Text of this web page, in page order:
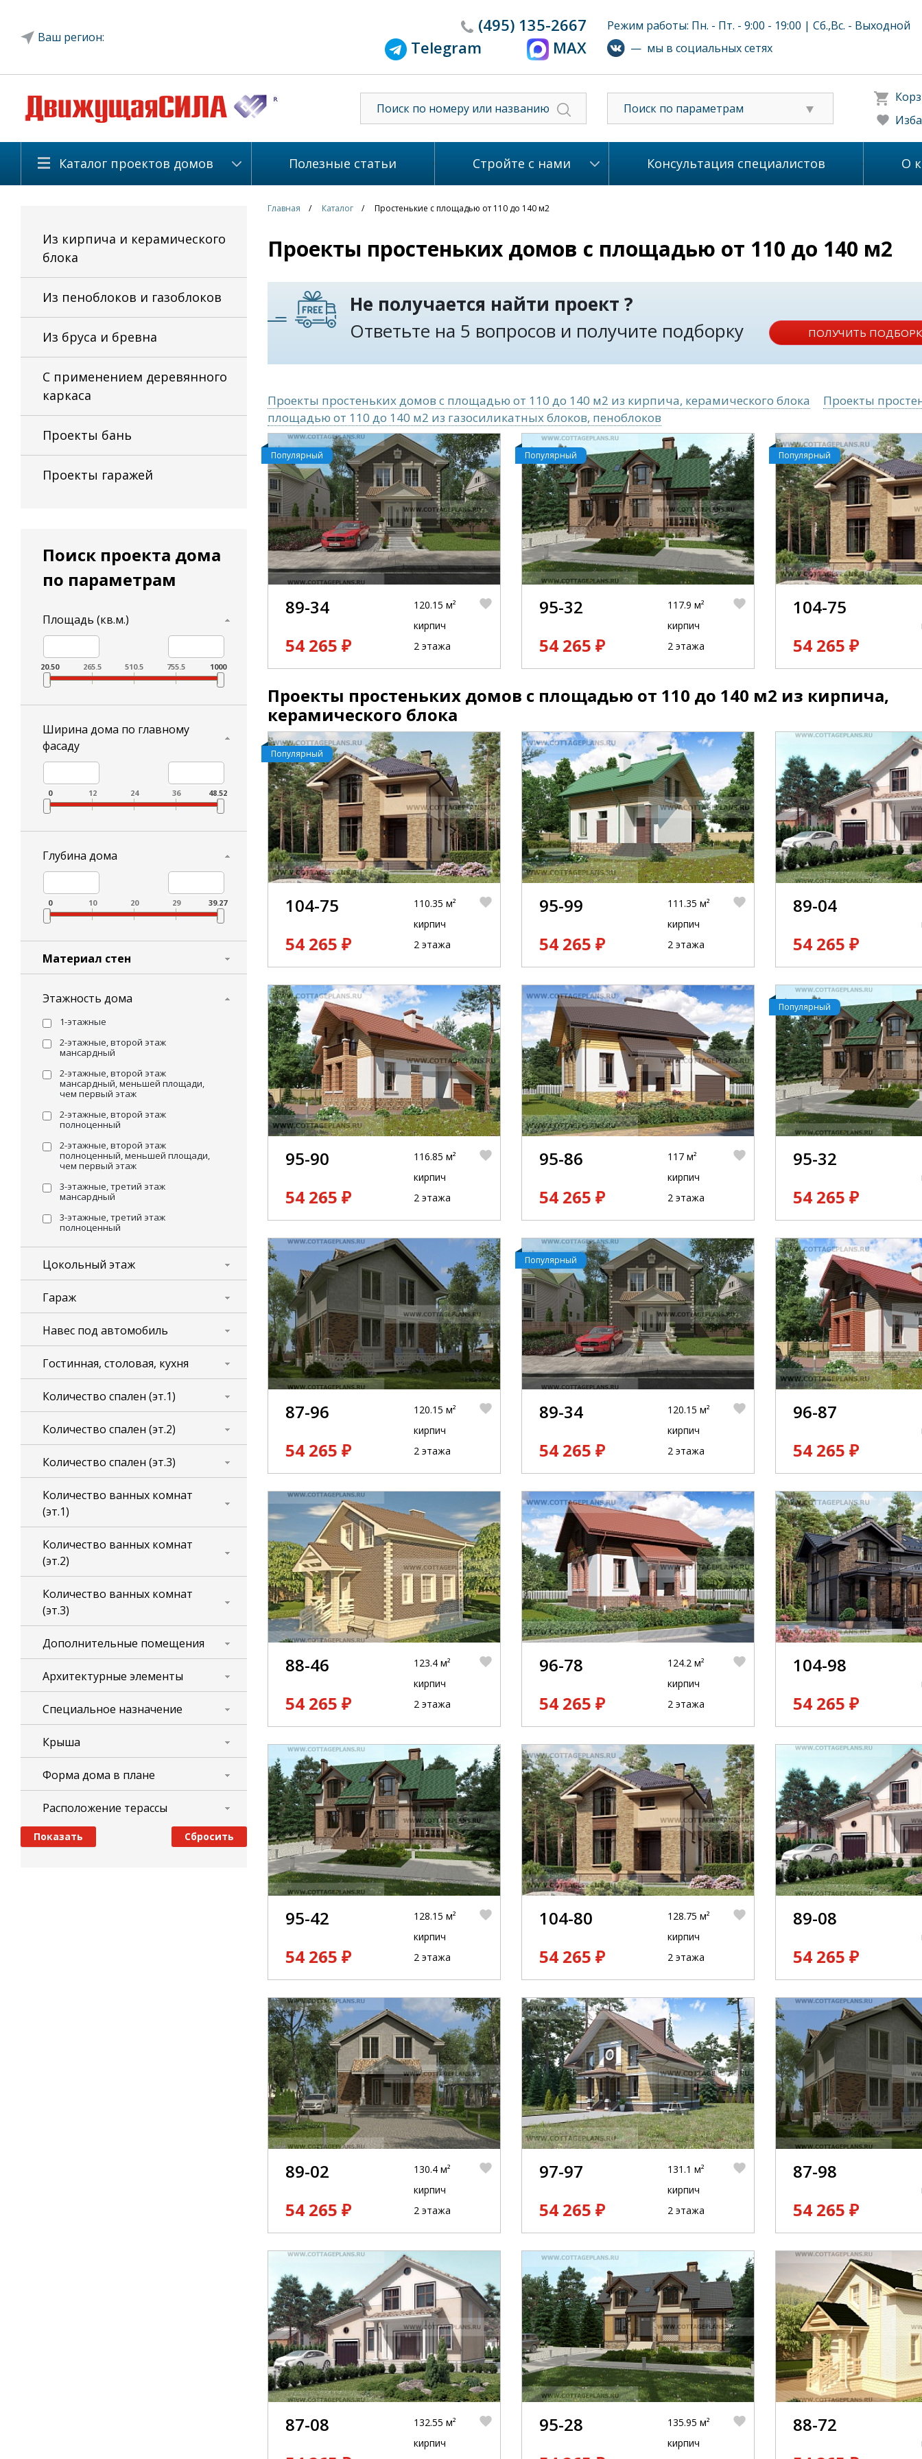
Ваш регион:
(495) 135-2667
Telegram
MAX
Режим работы: Пн. - Пт. - 9:00 - 19:00 | Сб.,Вс. - Выходной
— мы в социальных сетях
Поиск по параметрам
Каталог проектов домов Полезные статьи Стройте с нами Консультация специалистов О
Из кирпича и керамического
блока
Из пеноблоков и газоблоков
Из бруса и бревна
С применением деревянного
каркаса
Проекты бань
Проекты гаражей
Поиск проекта дома
по параметрам
Площадь (кв.м.)
20.50 265.5 510.5 755.5 1000
Ширина дома по главному
фасаду
0 12 24 36 48.52
Глубина дома
0 10 20 29 39.27
Материал стен
Этажность дома
1-этажные
2-этажные, второй этаж
мансардный
2-этажные, второй этаж
мансардный, меньшей площади,
чем первый этаж
2-этажные, второй этаж
полноценный
2-этажные, второй этаж
полноценный, меньшей площади,
чем первый этаж
3-этажные, третий этаж
мансардный
3-этажные, третий этаж
полноценный
Цокольный этаж
Гараж
Навес под автомобиль
Гостинная, столовая, кухня
Количество спален (эт.1)
Количество спален (эт.2)
Количество спален (эт.3)
Количество ванных комнат
(эт.1)
Количество ванных комнат
(эт.2)
Количество ванных комнат
(эт.3)
Дополнительные помещения
Архитектурные элементы
Специальное назначение
Крыша
Форма дома в плане
Расположение терассы
Главная Каталог Простенькие с площадью от 110 до 140 м2
Проекты простеньких домов с площадью от 110 до 140 м2
Не получается найти проект ?
Ответьте на 5 вопросов и получите подборку
ПОЛУЧИТЬ
Проекты простеньких домов с площадью от 110 до 140 м2 из кирпича, керамического блока
Проекты
площадью от 110 до 140 м2 из газосиликатных блоков, пеноблоков
Популярный
89-34
54 265 ₽
120.15 м²
кирпич
2 этажа
Популярный
95-32
54 265 ₽
117.9 м²
кирпич
2 этажа
Популярный
104-75
54 265 ₽
Проекты простеньких домов с площадью от 110 до 140 м2 из кирпича,
керамического блока
Популярный
104-75
54 265 ₽
110.35 м²
кирпич
2 этажа
95-99
54 265 ₽
111.35 м²
кирпич
2 этажа
89-04
54 265 ₽
95-90
54 265 ₽
116.85 м²
кирпич
2 этажа
95-86
54 265 ₽
117 м²
кирпич
2 этажа
Популярный
95-32
54 265 ₽
87-96
54 265 ₽
120.15 м²
кирпич
2 этажа
Популярный
89-34
54 265 ₽
120.15 м²
кирпич
2 этажа
96-87
54 265 ₽
88-46
54 265 ₽
123.4 м²
кирпич
2 этажа
96-78
54 265 ₽
124.2 м²
кирпич
2 этажа
104-98
54 265 ₽
95-42
54 265 ₽
128.15 м²
кирпич
2 этажа
104-80
54 265 ₽
128.75 м²
кирпич
2 этажа
89-08
54 265 ₽
89-02
54 265 ₽
130.4 м²
кирпич
2 этажа
97-97
54 265 ₽
131.1 м²
кирпич
2 этажа
87-98
54 265 ₽
87-08
132.55 м²
кирпич
95-28
135.95 м²
кирпич
88-72